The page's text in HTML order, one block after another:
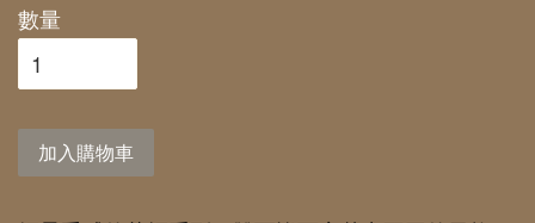
數量
加入購物車